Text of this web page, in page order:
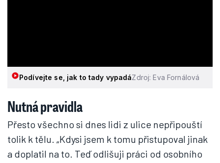
Podívejte se, jak to tady vypadáZdroj: Eva Fornálová
Nutná pravidla
Přesto všechno si dnes lidi z ulice nepřipouští
tolik k tělu. „Kdysi jsem k tomu přistupoval jinak
a doplatil na to. Teď odlišuji práci od osobního